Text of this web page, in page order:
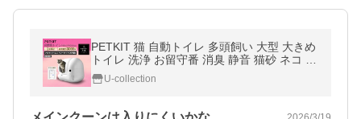
PETKIT 猫 自動トイレ 多頭飼い 大型 大きめ
トイレ 洗浄 お留守番 消臭 静音 猫砂 ネコ ね
こ 猫用 スマホ 全自動 清掃 PuraMax2 爆買
U-collection